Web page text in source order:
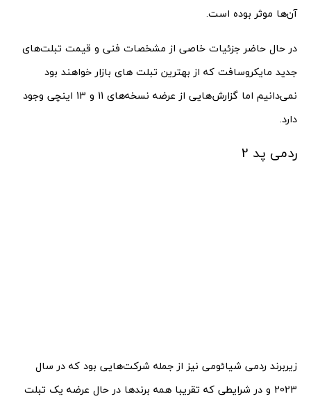
آن‌ها موثر بوده است.
در حال حاضر جزئیات خاصی از مشخصات فنی و قیمت تبلت‌های
جدید مایکروسافت که از بهترین تبلت های بازار خواهند بود
نمی‌دانیم اما گزارش‌هایی از عرضه نسخه‌های 11 و 13 اینچی وجود
دارد.
ردمی پد 2
زیربرند ردمی شیائومی نیز از جمله شرکت‌هایی بود که در سال
2023 و در شرایطی که تقریبا همه برندها در حال عرضه یک تبلت